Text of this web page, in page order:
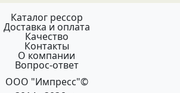
Каталог рессор
Доставка и оплата
Качество
Контакты
О компании
Вопрос-ответ
ООО "Импресс"©